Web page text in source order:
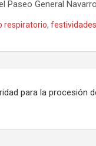
Paseo General
respiratorio, festividades
para la procesión